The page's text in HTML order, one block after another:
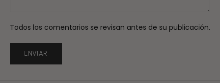
Todos los comentarios se revisan antes de su publicación.
ENVIAR